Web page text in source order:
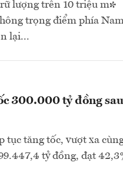
lượng trên 10 triệu m³
trọng điểm phía
lại...
300.000 tỷ đồng sau
tục tăng tốc, vượt xa
tỷ đồng, đạt